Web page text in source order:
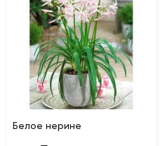
Белое нерине